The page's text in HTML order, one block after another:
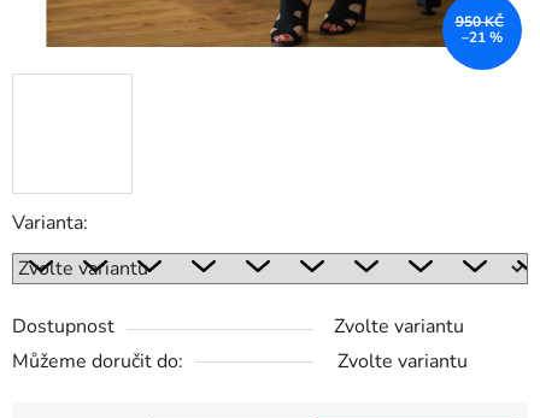
Varianta:
Dostupnost
Zvolte variantu
Můžeme doručit do:
Zvolte variantu
950 KČ
–21 %